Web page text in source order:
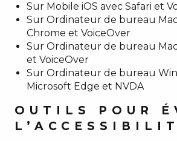
Sur Mobile iOS avec Safari et
Sur Ordinateur de bureau
Chrome et VoiceOver
Sur Ordinateur de bureau
et VoiceOver
Sur Ordinateur de bureau
Microsoft Edge et NVDA
OUTILS POUR